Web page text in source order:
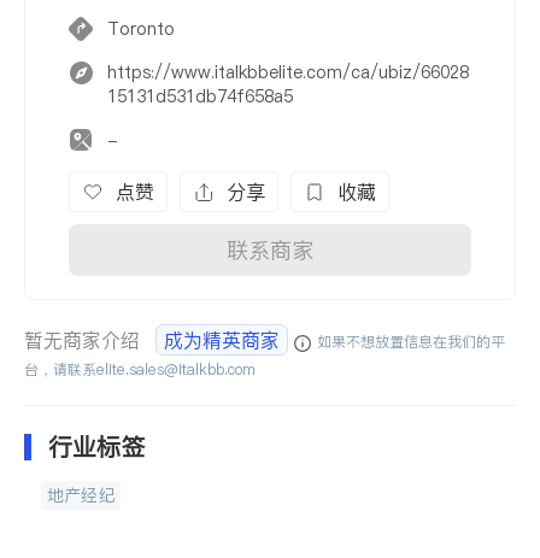
Toronto
https://www.italkbbelite.com/ca/ubiz/66028
15131d531db74f658a5
-
点赞 分享 收藏
联系商家
暂无商家介绍 成为精英商家
如果不想放置信息在我们的平
台，请联系elite.sales@italkbb.com
行业标签
地产经纪